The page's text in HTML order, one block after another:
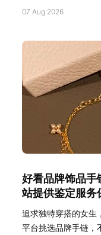
07 Aug 2026
好看品牌饰品
站提供鉴定服务
追求独特穿搭的女生
平台挑选品牌手链，